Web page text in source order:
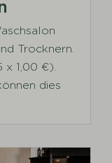
Trocknern.
x 1,00 €).
dies